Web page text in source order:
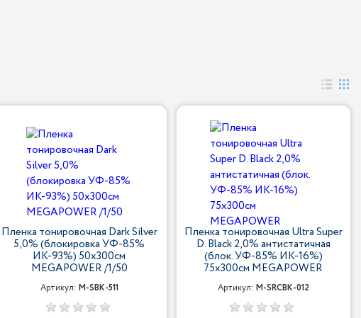
Пленка тонировочная Dark Silver
5,0% (блокировка УФ-85%
ИК-93%) 50х300см
MEGAPOWER /1/50
Артикул: M-SBK-511
Пленка тонировочная Ultra Super
D. Black 2,0% антистатичная
(блок. УФ-85% ИК-16%)
75х300см MEGAPOWER
Артикул: M-SRCBK-012